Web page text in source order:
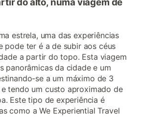
estrela, uma das experiências
pode ter é a de subir aos céus
a partir do topo. Esta viagem
panorâmicas da cidade e um
se a um máximo de 3
tendo um custo aproximado de
Este tipo de experiência é
como a We Experiential Travel